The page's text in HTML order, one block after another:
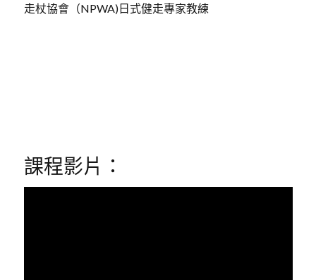
走杖協會（NPWA)日式健走專家教練
課程影片：